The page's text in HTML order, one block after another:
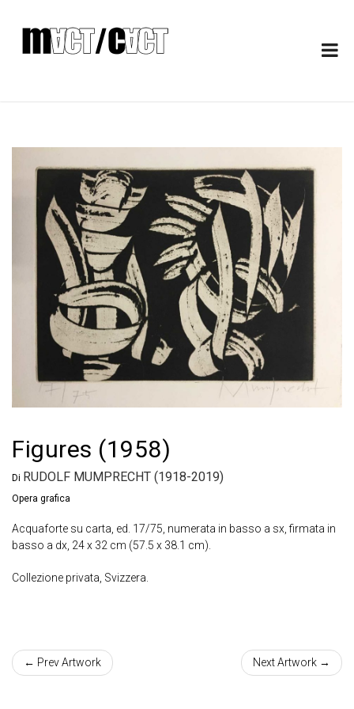
Figures (1958)
Di RUDOLF MUMPRECHT (1918-2019)
Opera grafica
Acquaforte su carta, ed. 17/75, numerata in basso a sx, firmata in
basso a dx, 24 x 32 cm (57.5 x 38.1 cm).
Collezione privata, Svizzera.
← Prev Artwork Next Artwork →